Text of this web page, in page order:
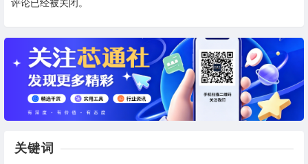
评论已经被关闭。
关键词